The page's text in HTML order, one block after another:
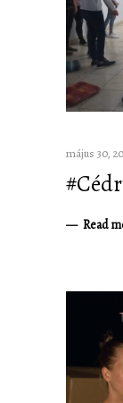
május 30,
Read